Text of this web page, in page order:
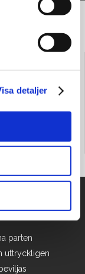
detaljer
parten
uttryckligen